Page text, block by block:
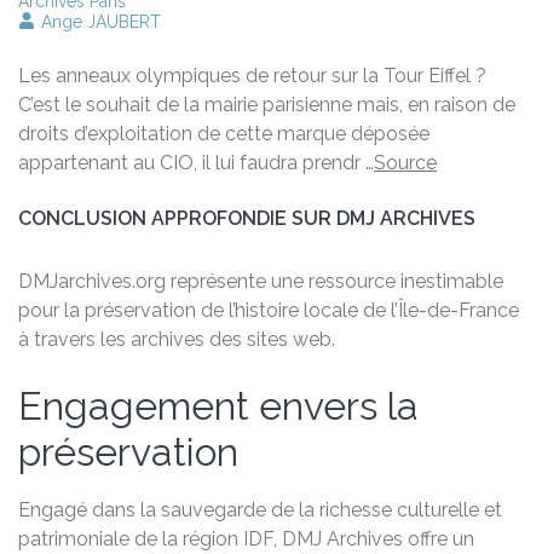
Ange JAUBERT
Les anneaux olympiques de retour sur la Tour Eiffel ?
C’est le souhait de la mairie parisienne mais, en raison de
droits d’exploitation de cette marque déposée
appartenant au CIO, il lui faudra prendr …Source
CONCLUSION APPROFONDIE SUR DMJ ARCHIVES
DMJarchives.org représente une ressource inestimable
pour la préservation de l’histoire locale de l’Île-de-France
à travers les archives des sites web.
Engagement envers la
préservation
Engagé dans la sauvegarde de la richesse culturelle et
patrimoniale de la région IDF, DMJ Archives offre un